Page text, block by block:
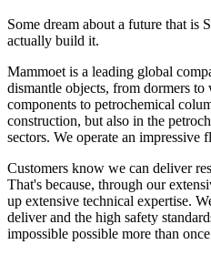
Some dream about a future that is
actually build it.
Mammoet is a leading global
dismantle objects, from dormers
components to petrochemical
construction, but also in the
sectors. We operate an impressive
Customers know we can deliver
That's because, through our
up extensive technical expertise.
deliver and the high safety
impossible possible more than